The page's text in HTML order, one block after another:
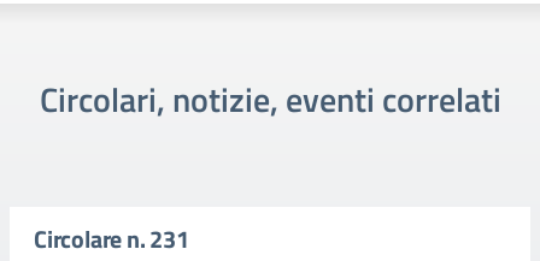
Circolari, notizie, eventi correlati
Circolare n. 231